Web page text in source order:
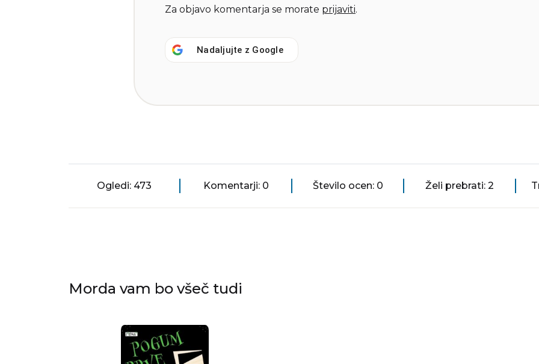
Za objavo komentarja se morate prijaviti.
Nadaljujte z Google
Ogledi: 473 Komentarji: 0 Število ocen: 0 Želi prebrati: 2
Morda vam bo všeč tudi